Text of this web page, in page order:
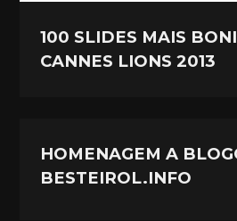
100 SLIDES MAIS
CANNES LIONS 2013
HOMENAGEM A
BESTEIROL.INFO